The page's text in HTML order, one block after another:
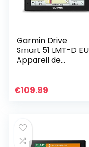
Garmin Drive
Smart 51 LMT-D EU
Appareil de
jour de la carte à
€109.99